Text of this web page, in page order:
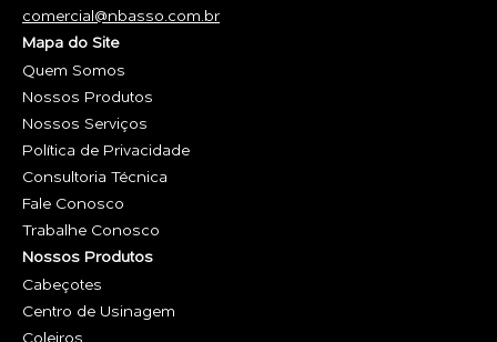
comercial@nbasso.com.br
Mapa do Site
Quem Somos
Nossos Produtos
Nossos Serviços
Política de Privacidade
Consultoria Técnica
Fale Conosco
Trabalhe Conosco
Nossos Produtos
Cabeçotes
Centro de Usinagem
Coleiros